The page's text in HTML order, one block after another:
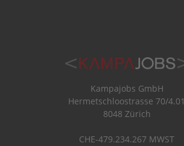
Kampajobs GmbH
Hermetschloostrasse 70/4.01
8048 Zürich
CHE-479.234.267 MWST